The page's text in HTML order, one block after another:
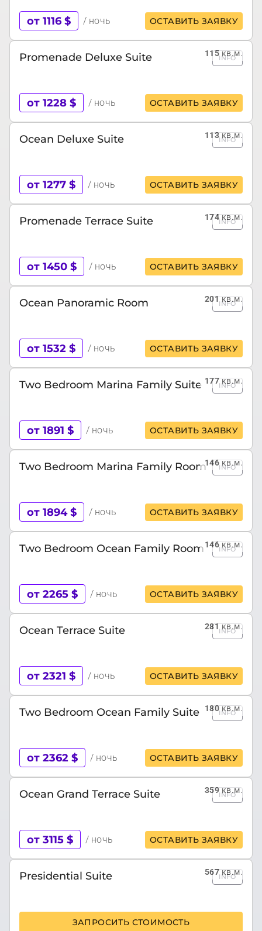
от 1116 $ / ночь ОСТАВИТЬ ЗАЯВКУ
115кв.м.
Promenade Deluxe Suite INFO
от 1228 $ / ночь ОСТАВИТЬ ЗАЯВКУ
113кв.м.
Ocean Deluxe Suite INFO
от 1277 $ / ночь ОСТАВИТЬ ЗАЯВКУ
174кв.м.
Promenade Terrace Suite INFO
от 1450 $ / ночь ОСТАВИТЬ ЗАЯВКУ
201кв.м.
Ocean Panoramic Room INFO
от 1532 $ / ночь ОСТАВИТЬ ЗАЯВКУ
177кв.м.
Two Bedroom Marina Family Suite INFO
от 1891 $ / ночь ОСТАВИТЬ ЗАЯВКУ
146кв.м.
Two Bedroom Marina Family Room INFO
от 1894 $ / ночь ОСТАВИТЬ ЗАЯВКУ
146кв.м.
Two Bedroom Ocean Family Room INFO
от 2265 $ / ночь ОСТАВИТЬ ЗАЯВКУ
281кв.м.
Ocean Terrace Suite INFO
от 2321 $ / ночь ОСТАВИТЬ ЗАЯВКУ
180кв.м.
Two Bedroom Ocean Family Suite INFO
от 2362 $ / ночь ОСТАВИТЬ ЗАЯВКУ
359кв.м.
Ocean Grand Terrace Suite INFO
от 3115 $ / ночь ОСТАВИТЬ ЗАЯВКУ
567кв.м.
Presidential Suite INFO
ЗАПРОСИТЬ СТОИМОСТЬ